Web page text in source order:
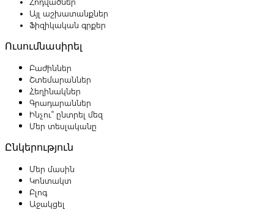
Այլ աշխատանքներ
Ֆիզիկական գրքեր
Ուսումնասիրել
Բաժիններ
Շտեմարաններ
Հեղինակներ
Գրադարաններ
Ինչու՞ ընտրել մեզ
Մեր տեսլականը
Ընկերություն
Մեր մասին
Կոնտակտ
Բլոգ
Աջակցել